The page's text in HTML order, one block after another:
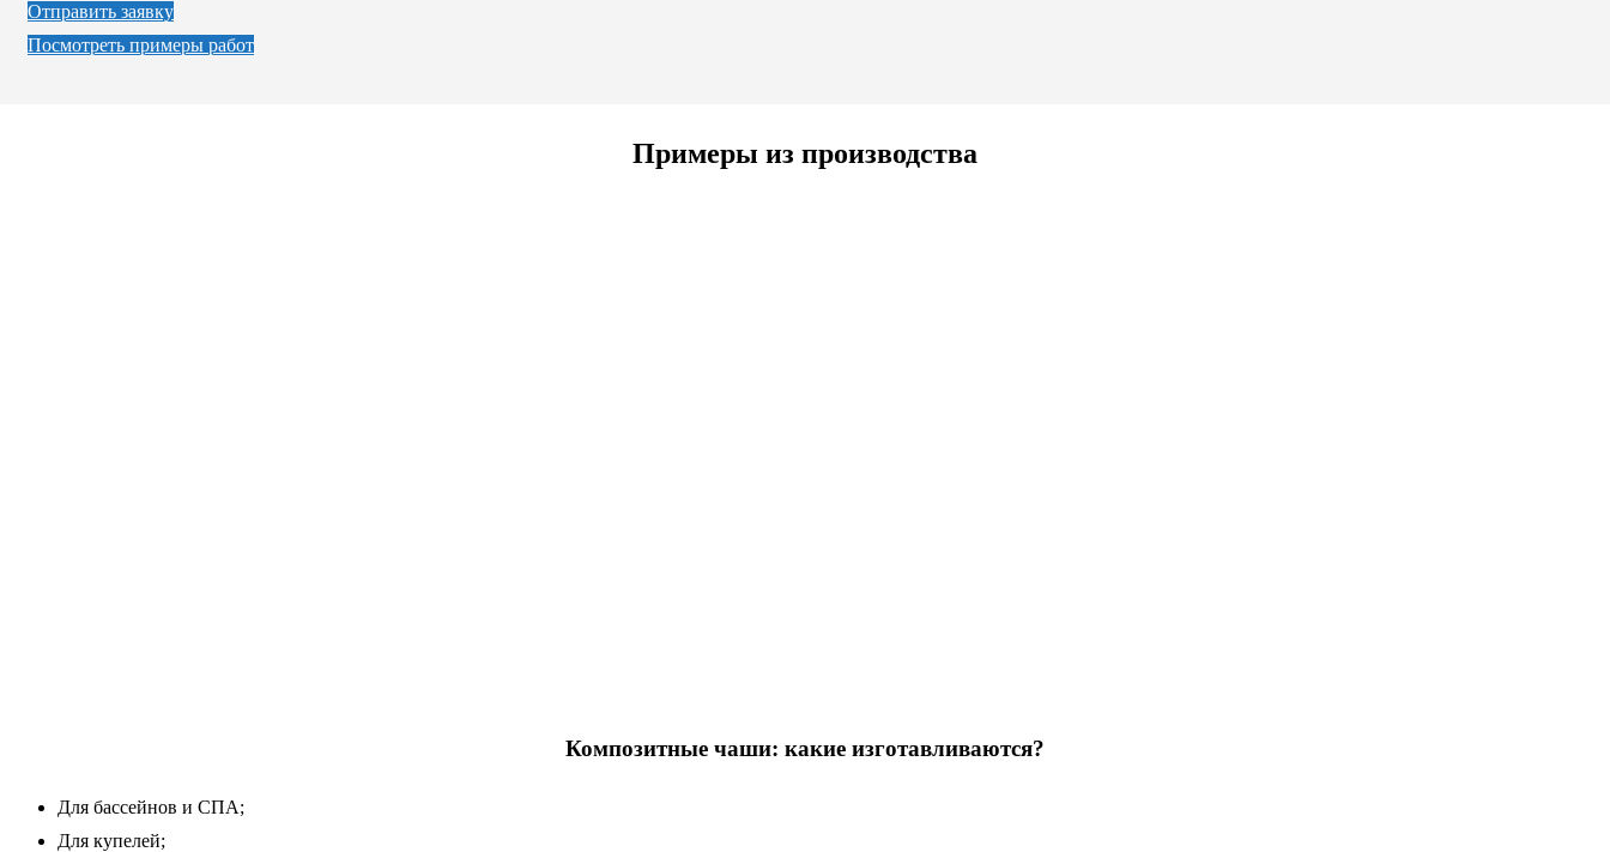
Отправить заявку
Посмотреть примеры работ
Примеры из производства
Композитные чаши: какие изготавливаются?
Для бассейнов и СПА;
Для купелей;